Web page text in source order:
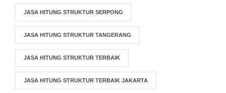
JASA HITUNG STRUKTUR SERPONG
JASA HITUNG STRUKTUR TANGERANG
JASA HITUNG STRUKTUR TERBAIK
JASA HITUNG STRUKTUR TERBAIK JAKARTA